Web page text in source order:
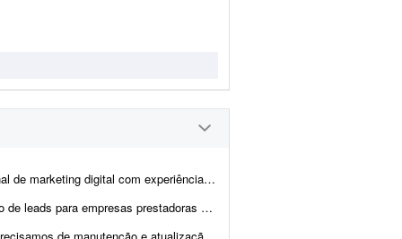
e crescimento de produtos SaaS para desenvolver e executar a estratégia de aquisiç...
buscamos um profissional freelancer para assumir a gest&a...